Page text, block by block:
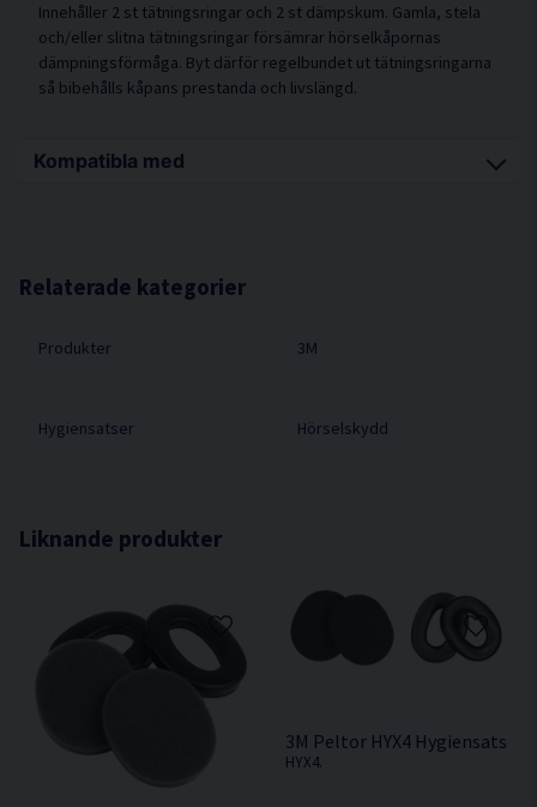
Innehåller 2 st tätningsringar och 2 st dämpskum. Gamla, stela
och/eller slitna tätningsringar försämrar hörselkåpornas
dämpningsförmåga. Byt därför regelbundet ut tätningsringarna
så bibehålls kåpans prestanda och livslängd.
Kompatibla med
Relaterade kategorier
Produkter 3M
Hygiensatser Hörselskydd
Liknande produkter
3M Peltor HYX4 Hygiensats
HYX4.